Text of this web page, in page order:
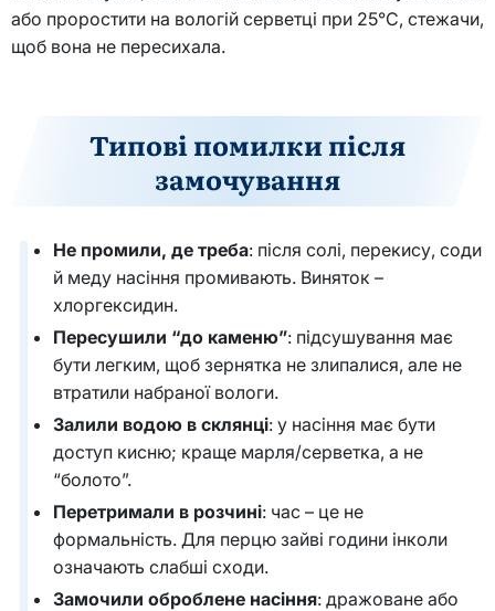
або проростити на вологій серветці при 25°C, стежачи,
щоб вона не пересихала.
Типові помилки після
замочування
Не промили, де треба: після солі, перекису, соди
й меду насіння промивають. Виняток –
хлоргексидин.
Пересушили “до каменю”: підсушування має
бути легким, щоб зернятка не злипалися, але не
втратили набраної вологи.
Залили водою в склянці: у насіння має бути
доступ кисню; краще марля/серветка, а не
“болото”.
Перетримали в розчині: час – це не
формальність. Для перцю зайві години інколи
означають слабші сходи.
Замочили оброблене насіння: дражоване або